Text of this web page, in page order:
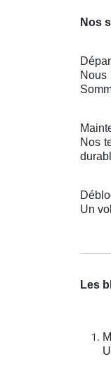
Nos
Nous
Nos
Un
Les